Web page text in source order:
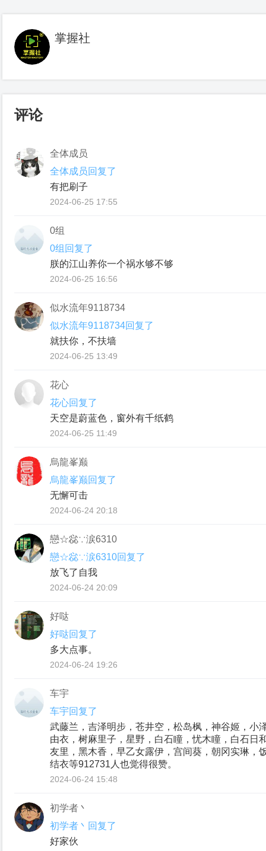
掌握社
评论
全体成员
全体成员回复了
有把刷子
2024-06-25 17:55
0组
0组回复了
朕的江⼭养你⼀个祸⽔够不够
2024-06-25 16:56
似水流年9118734
似水流年9118734回复了
就扶你，不扶墙
2024-06-25 13:49
花心
花心回复了
天空是蔚蓝色，窗外有千纸鹤
2024-06-25 11:49
烏龍峯巅
烏龍峯巅回复了
无懈可击
2024-06-24 20:18
戀☆惢∵涙6310
戀☆惢∵涙6310回复了
放飞了自我
2024-06-24 20:09
好哒
好哒回复了
多大点事。
2024-06-24 19:26
车宇
车宇回复了
武藤兰，吉泽明步，苍井空，松岛枫，神谷姬，小
由衣，树麻里子，星野，白石瞳，忧木瞳，白石日
友里，黑木香，早乙女露伊，宫间葵，朝冈实琳，
结衣等912731人也觉得很赞。
2024-06-24 15:48
初学者丶
初学者丶回复了
好家伙